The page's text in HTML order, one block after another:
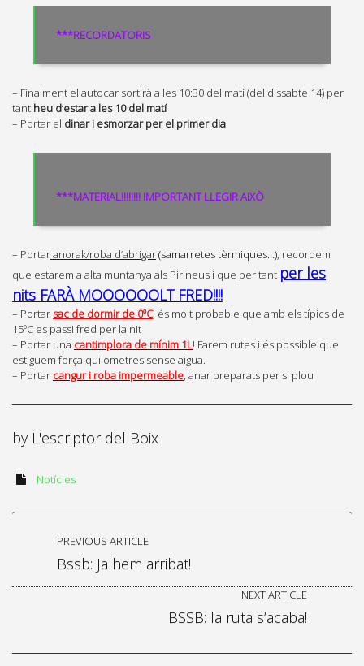
***RECORDATORIS
– Finalment el autocar sortirà a les 10:30 del matí (del dissabte 14) per
tant heu d’estar a les 10 del matí
– Portar el dinar i esmorzar per el primer dia
***MATERIAL!!!!!!!! IMPORTANT LLEGIR AIXÒ
– Portaranorak/roba d’abrigar(samarretes tèrmiques…), recordem
que estarem a alta muntanya als Pirineus i que per tant per les
nits FARÀ MOOOOOOLT FRED!!!!
– Portar sac de dormir de 0ºC, és molt probable que amb els típics de
15ºC es passi fred per la nit
– Portar una cantimplora de mínim 1L! Farem rutes i és possible que
estiguem força quilometres sense aigua.
– Portar cangur i roba impermeable, anar preparats per si plou
by L'escriptor del Boix
Notícies
PREVIOUS ARTICLE
Bssb: Ja hem arribat!
NEXT ARTICLE
BSSB: la ruta s’acaba!